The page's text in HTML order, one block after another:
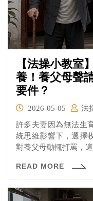
【法操小教室
養！養父母聲
要件？
2026-05-05
法
許多夫妻因為無法生
統思維影響下，選擇
對養父母動輒打罵，
READ MORE